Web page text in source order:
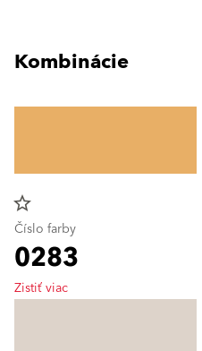
Kombinácie
star_border
Číslo farby
0283
Zistiť viac